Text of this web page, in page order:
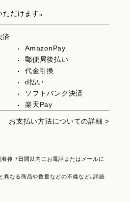
だけます。
済
AmazonPay
郵便局後払い
代金引換
d払い
ソフトバンク決済
楽天Pay
お支払い方法についての詳細 >
後 7日間以内にお電話またはメールに
異なる商品や数量などの不備など、詳細